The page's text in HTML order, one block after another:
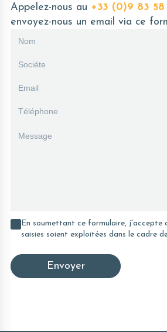
Appelez-nous au +33 (0)9 83 58
envoyez-nous un email via ce
En soumettant ce formulaire, j'accepte
saisies soient exploitées dans le cadre